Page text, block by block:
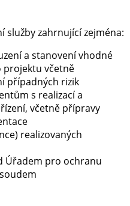
služby zahrnující zejména:
a stanovení vhodné
projektu včetně
případných rizik
s realizací a
včetně přípravy
realizovaných
Úřadem pro ochranu